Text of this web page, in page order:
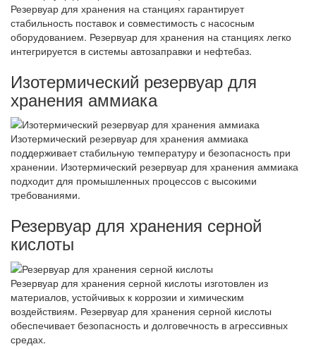
Резервуар для хранения на станциях гарантирует
стабильность поставок и совместимость с насосным
оборудованием. Резервуар для хранения на станциях легко
интегрируется в системы автозаправки и нефтебаз.
Изотермический резервуар для
хранения аммиака
Изотермический резервуар для хранения аммиака
поддерживает стабильную температуру и безопасность при
хранении. Изотермический резервуар для хранения аммиака
подходит для промышленных процессов с высокими
требованиями.
Резервуар для хранения серной
кислоты
Резервуар для хранения серной кислоты изготовлен из
материалов, устойчивых к коррозии и химическим
воздействиям. Резервуар для хранения серной кислоты
обеспечивает безопасность и долговечность в агрессивных
средах.